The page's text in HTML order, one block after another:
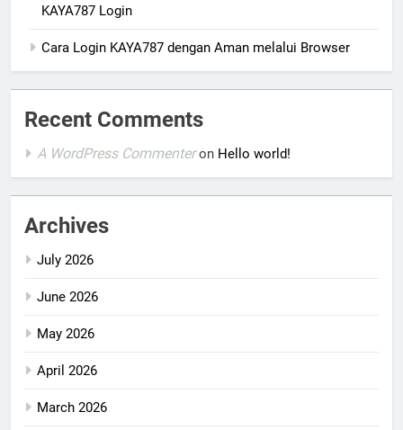
KAYA787 Login
Cara Login KAYA787 dengan Aman melalui Browser
Recent Comments
A WordPress Commenteron Hello world!
Archives
July 2026
June 2026
May 2026
April 2026
March 2026